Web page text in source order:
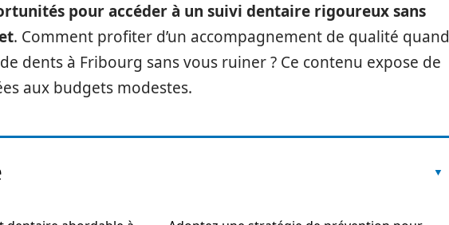
pour accéder à un suivi dentaire rigoureux sans
. Comment profiter d’un accompagnement de qualité quand
dents à Fribourg sans vous ruiner ? Ce contenu expose de
aux budgets modestes.